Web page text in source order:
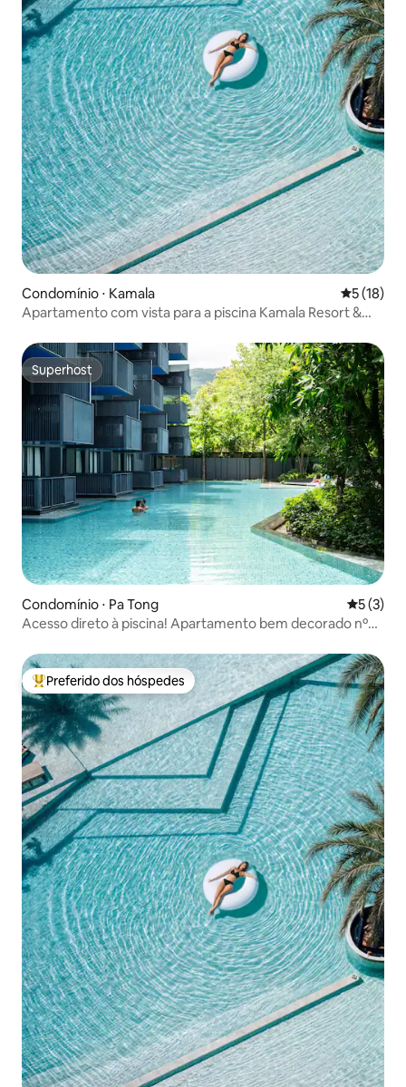
Condomínio ⋅ Kamala 5 de uma
5 (18)
Apartamento com vista para a piscina Kamala Resort &
Superhost
Superhost
Condomínio ⋅ Pa Tong 5 de
5 (3)
Acesso direto à piscina! Apartamento bem decorado nº
da rua dos bares Bangla e do shopping Jungceylon
Entre os melhores preferidos dos hóspedes
Preferido dos hóspedes